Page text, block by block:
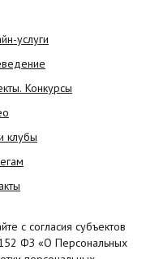
услуги
Конкурсы
клубы
с согласия субъектов
152 ФЗ «О Персональных